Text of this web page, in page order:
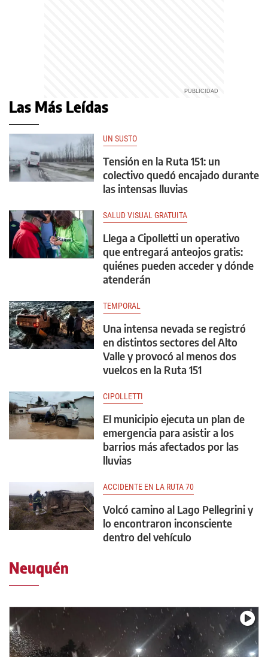
Las Más Leídas
UN SUSTO
Tensión en la Ruta 151: un
colectivo quedó encajado durante
las intensas lluvias
SALUD VISUAL GRATUITA
Llega a Cipolletti un operativo
que entregará anteojos gratis:
quiénes pueden acceder y dónde
atenderán
TEMPORAL
Una intensa nevada se registró
en distintos sectores del Alto
Valle y provocó al menos dos
vuelcos en la Ruta 151
CIPOLLETTI
El municipio ejecuta un plan de
emergencia para asistir a los
barrios más afectados por las
lluvias
ACCIDENTE EN LA RUTA 70
Volcó camino al Lago Pellegrini y
lo encontraron inconsciente
dentro del vehículo
Neuquén